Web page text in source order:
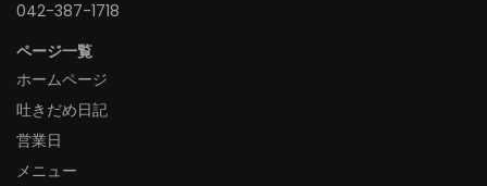
042-387-1718‬
ページ一覧
ホームページ
吐きだめ日記
営業日
メニュー